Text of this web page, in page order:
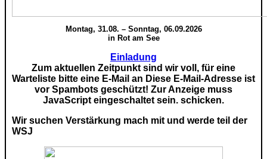
Montag, 31.08. – Sonntag, 06.09.2026
in Rot am See
Einladung
Zum aktuellen Zeitpunkt sind wir voll, für eine
Warteliste bitte eine E-Mail an Diese E-Mail-Adresse ist
vor Spambots geschützt! Zur Anzeige muss
JavaScript eingeschaltet sein. schicken.
Wir suchen Verstärkung mach mit und werde teil der
WSJ